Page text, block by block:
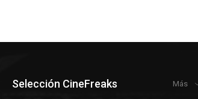
Selección CineFreaks Más